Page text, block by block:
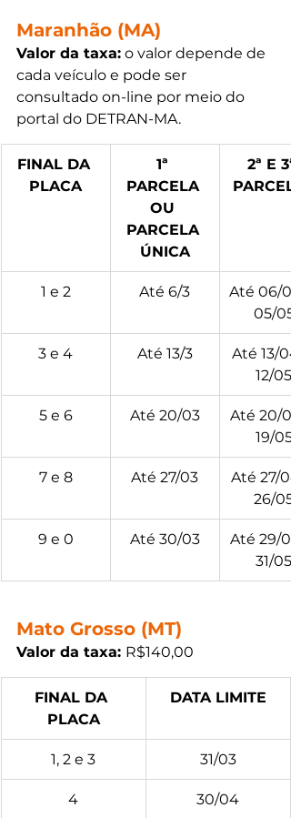
Maranhão (MA)
Valor da taxa: o valor depende de
cada veículo e pode ser
consultado on-line por meio do
portal do DETRAN-MA.
FINAL DA
PLACA
1ª
PARCELA
OU
PARCELA
ÚNICA
2ª E 3ª
1 e 2 Até 6/3
Até 06/
05/05
3 e 4 Até 13/3
Até 13/
12/05
5 e 6 Até 20/03
Até 20/
19/05
7 e 8 Até 27/03
Até 27/
26/05
9 e 0 Até 30/03
Até 29/
31/05
Mato Grosso (MT)
Valor da taxa: R$140,00
FINAL DA
PLACA
DATA LIMITE
1, 2 e 3 31/03
4 30/04